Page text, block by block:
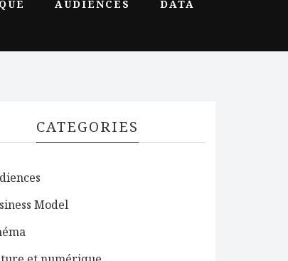
AUDIENCES DATA
CATEGORIES
Model